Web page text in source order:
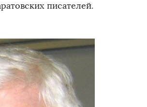
писателей.